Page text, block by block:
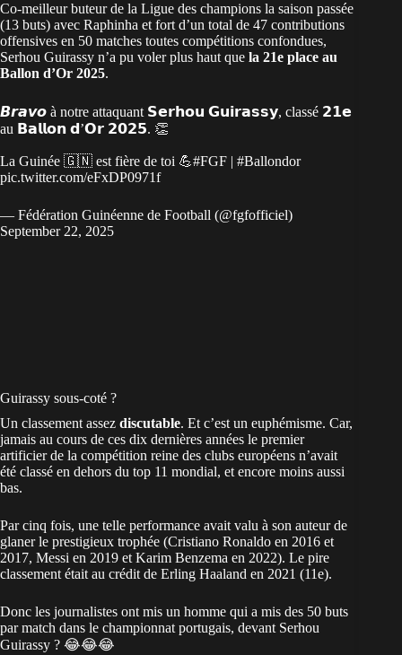
Co-meilleur buteur de la Ligue des champions la saison passée
(13 buts) avec Raphinha et fort d’un total de 47 contributions
offensives en 50 matches toutes compétitions confondues,
Serhou Guirassy n’a pu voler plus haut que la 21e place au
Ballon d’Or 2025.
𝘽𝙧𝙖𝙫𝙤 à notre attaquant 𝗦𝗲𝗿𝗵𝗼𝘂 𝗚𝘂𝗶𝗿𝗮𝘀𝘀𝘆, classé 𝟮𝟭𝗲
au 𝗕𝗮𝗹𝗹𝗼𝗻 𝗱’𝗢𝗿 𝟮𝟬𝟮𝟱. 👏
La Guinée 🇬🇳 est fière de toi 💪#FGF | #Ballondor
pic.twitter.com/eFxDP0971f
— Fédération Guinéenne de Football (@fgfofficiel)
September 22, 2025
Guirassy sous-coté ?
Un classement assez discutable. Et c’est un euphémisme. Car,
jamais au cours de ces dix dernières années le premier
artificier de la compétition reine des clubs européens n’avait
été classé en dehors du top 11 mondial, et encore moins aussi
bas.
Par cinq fois, une telle performance avait valu à son auteur de
glaner le prestigieux trophée (Cristiano Ronaldo en 2016 et
2017, Messi en 2019 et Karim Benzema en 2022). Le pire
classement était au crédit de Erling Haaland en 2021 (11e).
Donc les journalistes ont mis un homme qui a mis des 50 buts
par match dans le championnat portugais, devant Serhou
Guirassy ? 😂😂😂